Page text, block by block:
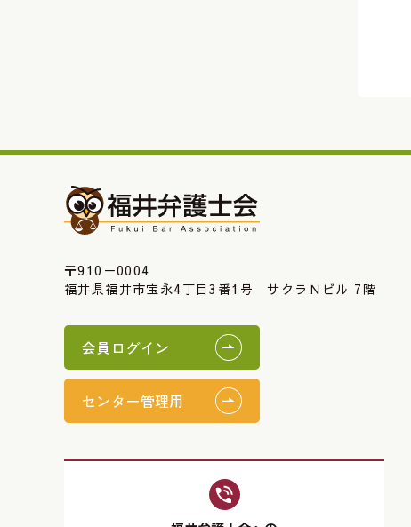
〒910－0004
福井県福井市宝永4丁目3番1号 サクラＮビル 7階
会員ログイン
センター管理用